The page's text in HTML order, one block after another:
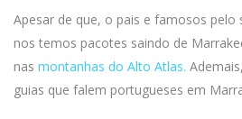
Apesar de que, o pais e famosos pelo
nos temos pacotes saindo de
nas montanhas do Alto Atlas.
guias que falem portugueses em